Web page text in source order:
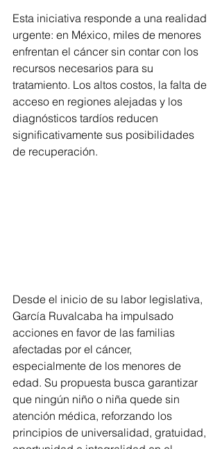
Esta iniciativa responde a una realidad
urgente: en México, miles de menores
enfrentan el cáncer sin contar con los
recursos necesarios para su
tratamiento. Los altos costos, la falta de
acceso en regiones alejadas y los
diagnósticos tardíos reducen
significativamente sus posibilidades
de recuperación.
Desde el inicio de su labor legislativa,
García Ruvalcaba ha impulsado
acciones en favor de las familias
afectadas por el cáncer,
especialmente de los menores de
edad. Su propuesta busca garantizar
que ningún niño o niña quede sin
atención médica, reforzando los
principios de universalidad, gratuidad,